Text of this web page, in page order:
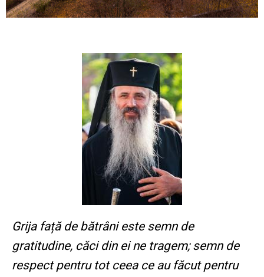
Grija față de bătrâni este semn de
gratitudine, căci din ei ne tragem; semn de
respect pentru tot ceea ce au făcut pentru